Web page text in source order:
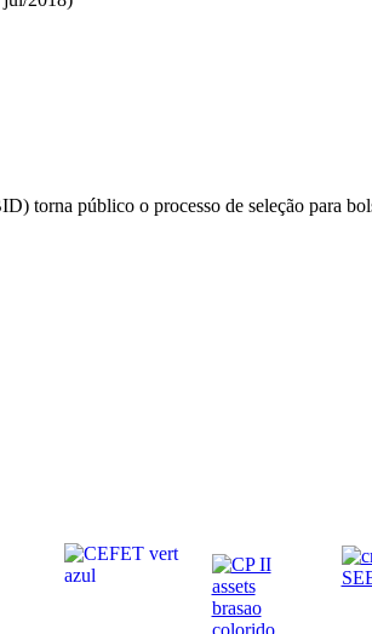
torna público o processo de seleção para